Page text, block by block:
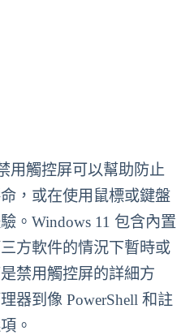
用觸控屏可以幫助防止
，或在使用鼠標或鍵盤
。Windows 11 包含內置
方軟件的情況下暫時或
禁用觸控屏的詳細方
器到像 PowerShell 和註
。